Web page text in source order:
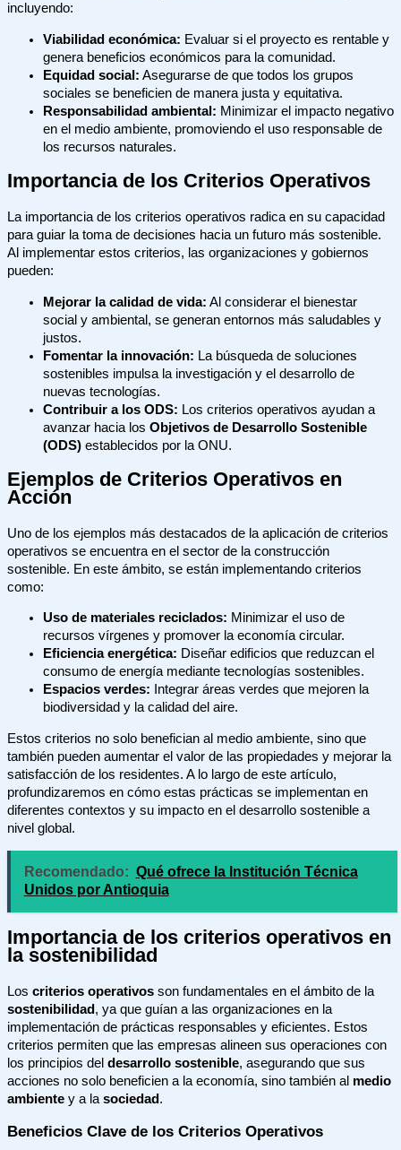
incluyendo:
Viabilidad económica: Evaluar si el proyecto es rentable y
genera beneficios económicos para la comunidad.
Equidad social: Asegurarse de que todos los grupos
sociales se beneficien de manera justa y equitativa.
Responsabilidad ambiental: Minimizar el impacto negativo
en el medio ambiente, promoviendo el uso responsable de
los recursos naturales.
Importancia de los Criterios Operativos
La importancia de los criterios operativos radica en su capacidad
para guiar la toma de decisiones hacia un futuro más sostenible.
Al implementar estos criterios, las organizaciones y gobiernos
pueden:
Mejorar la calidad de vida: Al considerar el bienestar
social y ambiental, se generan entornos más saludables y
justos.
Fomentar la innovación: La búsqueda de soluciones
sostenibles impulsa la investigación y el desarrollo de
nuevas tecnologías.
Contribuir a los ODS: Los criterios operativos ayudan a
avanzar hacia los Objetivos de Desarrollo Sostenible
(ODS) establecidos por la ONU.
Ejemplos de Criterios Operativos en
Acción
Uno de los ejemplos más destacados de la aplicación de criterios
operativos se encuentra en el sector de la construcción
sostenible. En este ámbito, se están implementando criterios
como:
Uso de materiales reciclados: Minimizar el uso de
recursos vírgenes y promover la economía circular.
Eficiencia energética: Diseñar edificios que reduzcan el
consumo de energía mediante tecnologías sostenibles.
Espacios verdes: Integrar áreas verdes que mejoren la
biodiversidad y la calidad del aire.
Estos criterios no solo benefician al medio ambiente, sino que
también pueden aumentar el valor de las propiedades y mejorar la
satisfacción de los residentes. A lo largo de este artículo,
profundizaremos en cómo estas prácticas se implementan en
diferentes contextos y su impacto en el desarrollo sostenible a
nivel global.
Recomendado: Qué ofrece la Institución Técnica
Unidos por Antioquia
Importancia de los criterios operativos en
la sostenibilidad
Los criterios operativos son fundamentales en el ámbito de la
sostenibilidad , ya que guían a las organizaciones en la
implementación de prácticas responsables y eficientes. Estos
criterios permiten que las empresas alineen sus operaciones con
los principios del desarrollo sostenible, asegurando que sus
acciones no solo beneficien a la economía, sino también al medio
ambiente y a la sociedad .
Beneficios Clave de los Criterios Operativos